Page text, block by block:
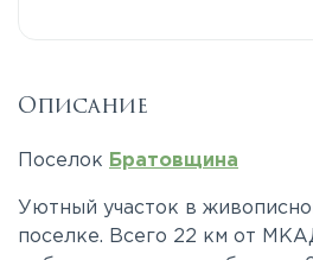
Описание
Поселок Братовщина
Уютный участок в
поселке. Всего 22 км от